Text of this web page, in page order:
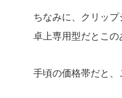
ちなみに、クリップ
卓上専用型だとこの
手頃の価格帯だと、